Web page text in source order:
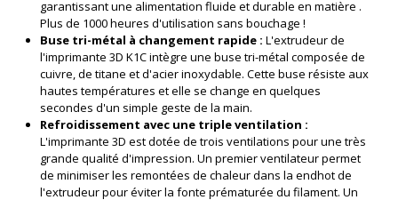
garantissant une alimentation fluide et durable en matière .
Plus de 1000 heures d'utilisation sans bouchage !
Buse tri-métal à changement rapide : L'extrudeur de
l'imprimante 3D K1C intègre une buse tri-métal composée de
cuivre, de titane et d'acier inoxydable. Cette buse résiste aux
hautes températures et elle se change en quelques
secondes d'un simple geste de la main.
Refroidissement avec une triple ventilation :
L'imprimante 3D est dotée de trois ventilations pour une très
grande qualité d'impression. Un premier ventilateur permet
de minimiser les remontées de chaleur dans la endhot de
l'extrudeur pour éviter la fonte prématurée du filament. Un